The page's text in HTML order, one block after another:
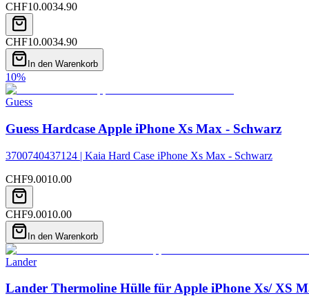
CHF10.0034.90
CHF10.0034.90
In den Warenkorb
10%
Guess
Guess Hardcase Apple iPhone Xs Max - Schwarz
3700740437124 | Kaia Hard Case iPhone Xs Max - Schwarz
CHF9.0010.00
CHF9.0010.00
In den Warenkorb
Lander
Lander Thermoline Hülle für Apple iPhone Xs/ XS